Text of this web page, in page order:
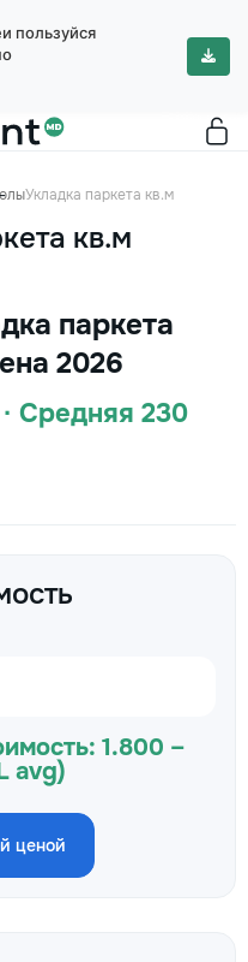
пользуйся
Укладка паркета кв.м
кв.м
паркета
2026
Средняя 230
1.800 –
avg)
ценой